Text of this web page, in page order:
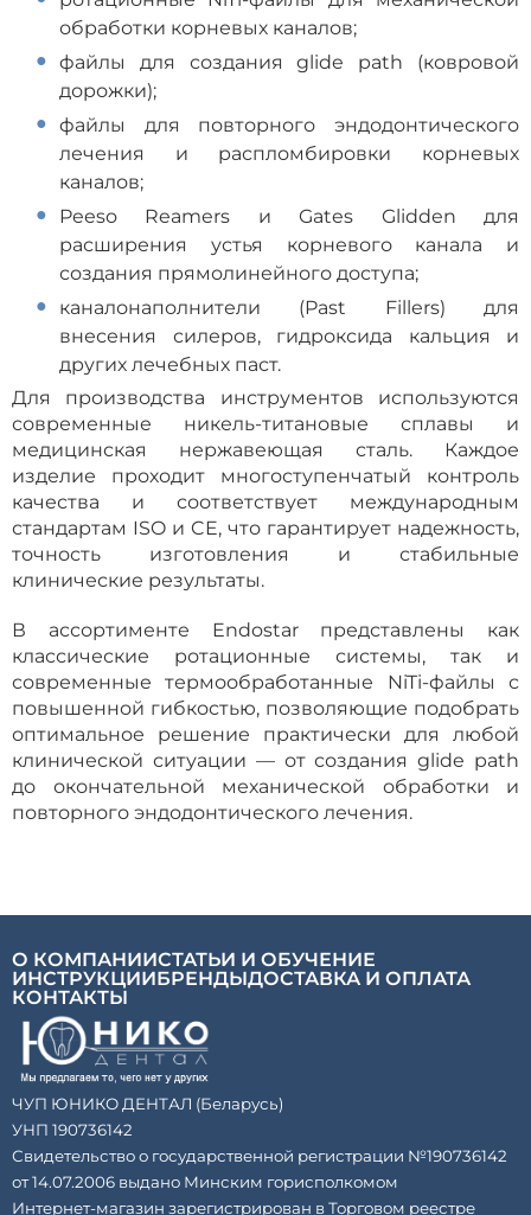
обработки корневых каналов;
файлы для создания glide path (ковровой
дорожки);
файлы для повторного эндодонтического
лечения и распломбировки корневых
каналов;
Peeso Reamers и Gates Glidden для
расширения устья корневого канала и
создания прямолинейного доступа;
каналонаполнители (Past Fillers) для
внесения силеров, гидроксида кальция и
других лечебных паст.
Для производства инструментов используются
современные никель-титановые сплавы и
медицинская нержавеющая сталь. Каждое
изделие проходит многоступенчатый контроль
качества и соответствует международным
стандартам ISO и CE, что гарантирует надежность,
точность изготовления и стабильные
клинические результаты.
В ассортименте Endostar представлены как
классические ротационные системы, так и
современные термообработанные NiTi-файлы с
повышенной гибкостью, позволяющие подобрать
оптимальное решение практически для любой
клинической ситуации — от создания glide path
до окончательной механической обработки и
повторного эндодонтического лечения.
О КОМПАНИИСТАТЬИ И ОБУЧЕНИЕ
ИНСТРУКЦИИБРЕНДЫДОСТАВКА И ОПЛАТА
КОНТАКТЫ
ЧУП ЮНИКО ДЕНТАЛ (Беларусь)
УНП 190736142
Свидетельство о государственной регистрации №190736142
от 14.07.2006 выдано Минским горисполкомом
Интернет-магазин зарегистрирован в Торговом реестре